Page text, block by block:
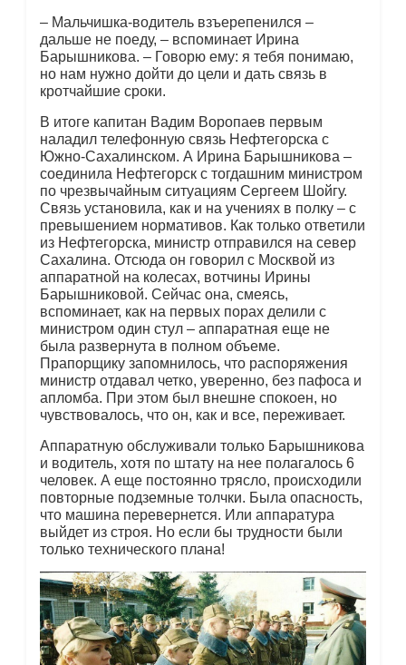
– Мальчишка-водитель взъерепенился –
дальше не поеду, – вспоминает Ирина
Барышникова. – Говорю ему: я тебя понимаю,
но нам нужно дойти до цели и дать связь в
кротчайшие сроки.
В итоге капитан Вадим Воропаев первым
наладил телефонную связь Нефтегорска с
Южно-Сахалинском. А Ирина Барышникова –
соединила Нефтегорск с тогдашним министром
по чрезвычайным ситуациям Сергеем Шойгу.
Связь установила, как и на учениях в полку – с
превышением нормативов. Как только ответили
из Нефтегорска, министр отправился на север
Сахалина. Отсюда он говорил с Москвой из
аппаратной на колесах, вотчины Ирины
Барышниковой. Сейчас она, смеясь,
вспоминает, как на первых порах делили с
министром один стул – аппаратная еще не
была развернута в полном объеме.
Прапорщику запомнилось, что распоряжения
министр отдавал четко, уверенно, без пафоса и
апломба. При этом был внешне спокоен, но
чувствовалось, что он, как и все, переживает.
Аппаратную обслуживали только Барышникова
и водитель, хотя по штату на нее полагалось 6
человек. А еще постоянно трясло, происходили
повторные подземные толчки. Была опасность,
что машина перевернется. Или аппаратура
выйдет из строя. Но если бы трудности были
только технического плана!